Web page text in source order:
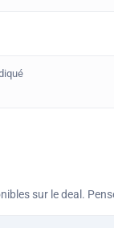
sur le deal.